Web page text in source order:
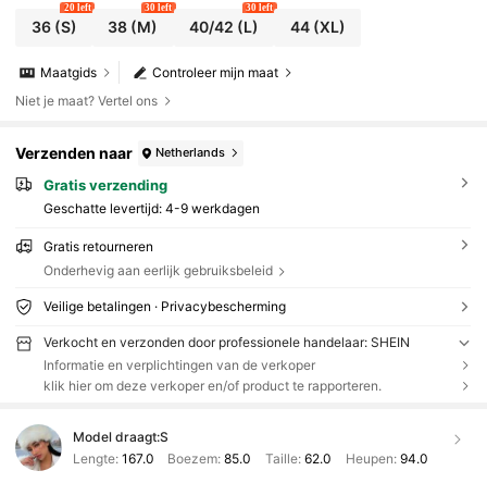
36(S)
20 left
38 (M)
30 left
40/42 (L)
30 left
44(XL)
Controleer mijn maat
Maatgids
Niet je maat? Vertel ons
Verzenden naar Netherlands
Gratis verzending
Geschatte levertijd: 4-9 werkdagen
Gratis retourneren
Onderhevig aan eerlijk gebruiksbeleid
Veilige betalingen · Privacybescherming
Verkocht en verzonden door professionele handelaar: SHEIN
Informatie en verplichtingen van de verkoper
klik hier om deze verkoper en/of product te rapporteren.
Model draagt:S
Lengte: 167.0 Boezem:85.0 Taille: 62.0 Heupen: 94.0